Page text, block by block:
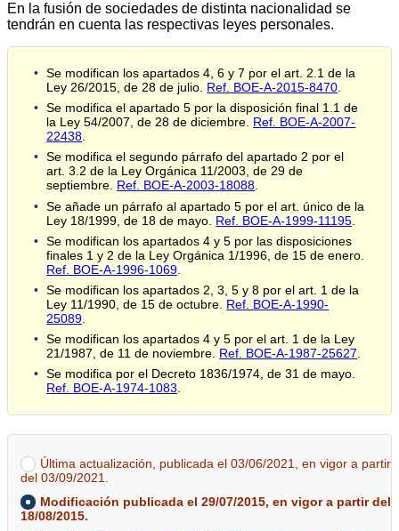
En la fusión de sociedades de distinta nacionalidad se
tendrán en cuenta las respectivas leyes personales.
Se modifican los apartados 4, 6 y 7 por el art. 2.1 de la
Ley 26/2015, de 28 de julio. Ref. BOE-A-2015-8470
Se modifica el apartado 5 por la disposición final 1.1 de
la Ley 54/2007, de 28 de diciembre. Ref. BOE-A-2007-
22438.
Se modifica el segundo párrafo del apartado 2 por el
art. 3.2 de la Ley Orgánica 11/2003, de 29 de
septiembre. Ref. BOE-A-2003-18088.
Se añade un párrafo al apartado 5 por el art. único de la
Ley 18/1999, de 18 de mayo. Ref. BOE-A-1999-11195
Se modifican los apartados 4 y 5 por las disposiciones
finales 1 y 2 de la Ley Orgánica 1/1996, de 15 de enero.
Ref. BOE-A-1996-1069
Se modifican los apartados 2, 3, 5 y 8 por el art. 1 de la
Ley 11/1990, de 15 de octubre. Ref. BOE-A-1990-
25089
Se modifican los apartados 4 y 5 por el art. 1 de la Ley
21/1987, de 11 de noviembre. Ref. BOE-A-1987-25627.
Se modifica por el Decreto 1836/1974, de 31 de mayo.
Ref. BOE-A-1974-1083.
Última actualización, publicada el 03/06/2021, en vigor a partir
del 03/09/2021.
Modificación publicada el 29/07/2015, en vigor a partir del
18/08/2015.